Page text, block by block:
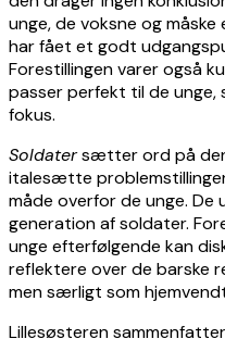
unge, de voksne og
har fået et godt
Forestillingen varer også
passer perfekt til de unge,
fokus.
Soldatersætter ord på
italesætte
måde overfor de unge. De
generation af soldater.
unge efterfølgende kan
reflektere over de barske
men særligt som
Lillesøsteren